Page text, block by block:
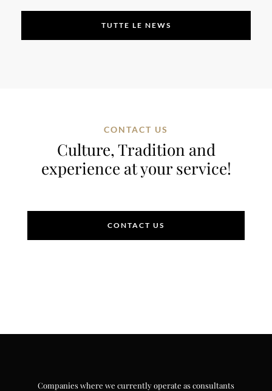
TUTTE LE NEWS
CONTACT US
Culture, Tradition and
experience at your service!
CONTACT US
Companies where we currently operate as consultants